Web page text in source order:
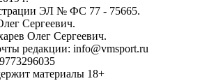
ЭЛ № ФС 77 - 75665.
Сергеевич.
Олег Сергеевич.
редакции: info@vmsport.ru
материалы 18+